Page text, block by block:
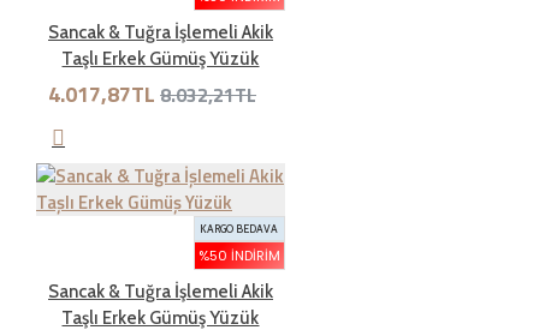
İade süresi kaç gün?
Genel olarak satın aldığınız ürünleri tahrip etmeden,
kullanmadan ve ürünün tekrar satılabilinirliğini
bozmadan, teslim tarihinden itibaren yedi ( 7 ) günlük
süre içinde geçerli bir neden belirterek iade
edebilirsiniz.Kargo bedeli bize aittir. Sebebsiz iadelerde
kargo müşteriye aittir
Sancak & Tuğra İşlemeli Akik
Taşlı Erkek Gümüş Yüzük
4.017,87TL 8.032,21TL
KARGO BEDAVA
%50 İNDIRIM
Sancak & Tuğra İşlemeli Akik
Taşlı Erkek Gümüş Yüzük